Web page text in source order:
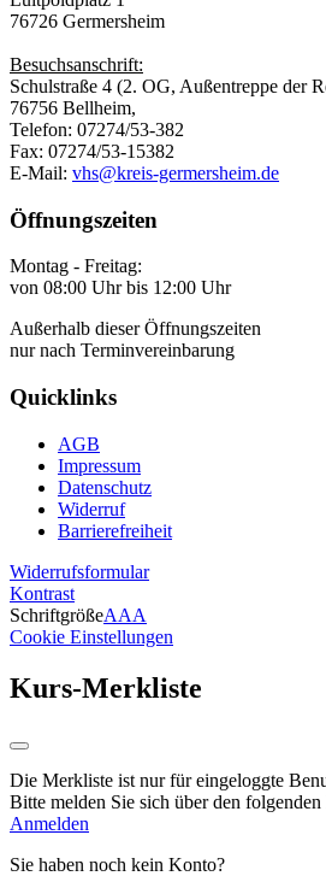
76726 Germersheim
Besuchsanschrift:
Schulstraße 4 (2. OG, Außentreppe der
76756 Bellheim,
Telefon: 07274/53-382
Fax: 07274/53-15382
E-Mail: vhs@kreis-germersheim.de
Öffnungszeiten
Montag - Freitag:
von 08:00 Uhr bis 12:00 Uhr
Außerhalb dieser Öffnungszeiten
nur nach Terminvereinbarung
Quicklinks
AGB
Impressum
Datenschutz
Widerruf
Barrierefreiheit
Widerrufsformular
Kontrast
SchriftgrößeAAA
Cookie Einstellungen
Kurs-Merkliste
Die Merkliste ist nur für eingeloggte
Bitte melden Sie sich über den
Anmelden
Sie haben noch kein Konto?